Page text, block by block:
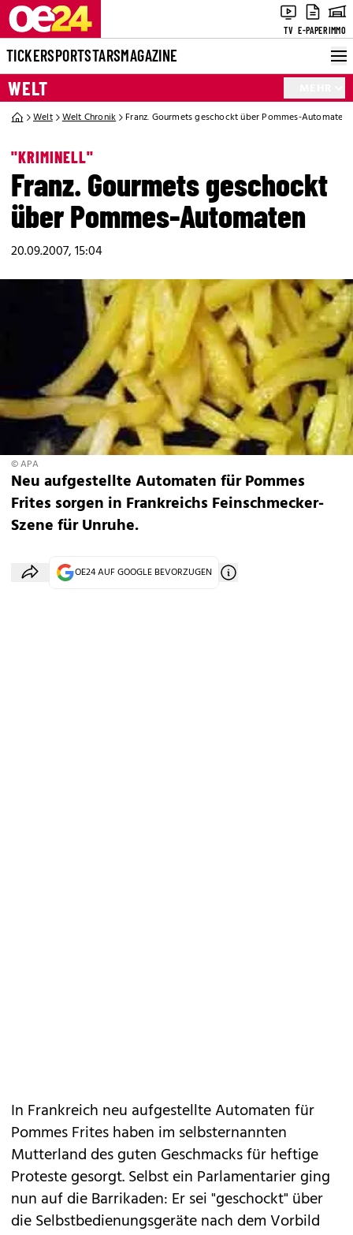
TV E-PAPERIMMO
TICKERSPORTSTARSMAGAZINE
WELT
Welt Welt Chronik Franz. Gourmets geschockt über Pommes-Automaten
"KRIMINELL"
Franz. Gourmets geschockt
über Pommes-Automaten
20.09.2007, 15:04
© APA
Neu aufgestellte Automaten für Pommes
Frites sorgen in Frankreichs Feinschmecker-
Szene für Unruhe.
OE24 AUF GOOGLE BEVORZUGEN
In Frankreich neu aufgestellte Automaten für
Pommes Frites haben im selbsternannten
Mutterland des guten Geschmacks für heftige
Proteste gesorgt. Selbst ein Parlamentarier ging
nun auf die Barrikaden: Er sei "geschockt" über
die Selbstbedienungsgeräte nach dem Vorbild